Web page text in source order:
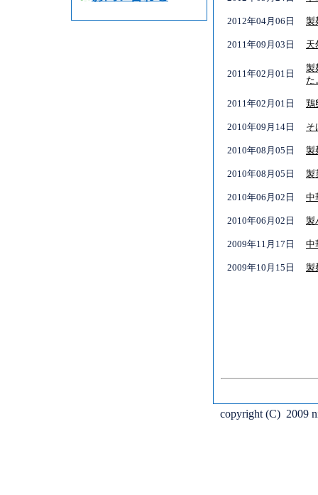
2012年04月06日 製
2011年09月03日 天
2011年02月01日
製
た
2011年02月01日 鶏
2010年09月14日 そ
2010年08月05日 製
2010年08月05日 製
2010年06月02日 中
2010年06月02日 製
2009年11月17日 中
2009年10月15日 製
copyright (C) 2009